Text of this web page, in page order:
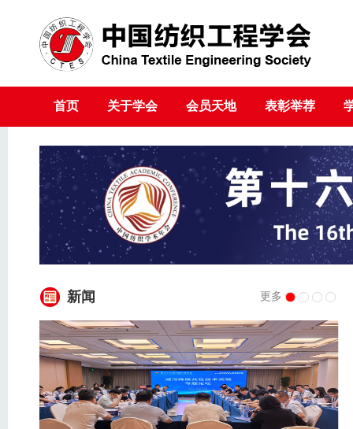
首页 关于学会 会员天地 表彰举荐
新闻 更多